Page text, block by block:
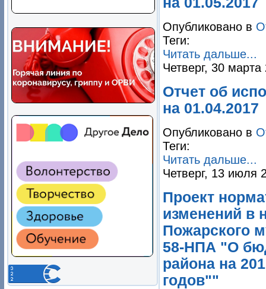
Опубликовано в
Теги:
Читать дальше...
Четверг, 30
Отчет об
на 01.04.2017
Опубликовано в
Теги:
Читать дальше...
Четверг, 13 июля
Проект
изменений в
Пожарского
58-НПА "О
района на
годов""